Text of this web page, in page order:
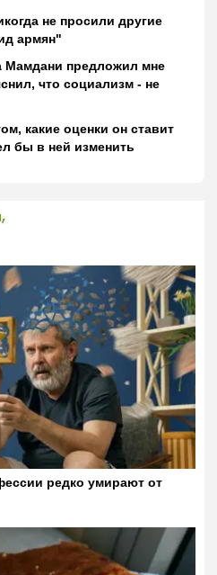
не просили другие
армян"
Мамдани предложил мне
что социализм - не
какие оценки он ставит
бы в ней изменить